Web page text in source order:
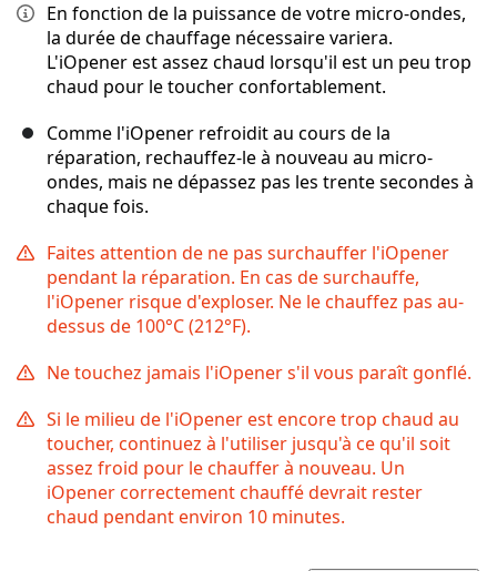
En fonction de la puissance de votre micro-ondes,
la durée de chauffage nécessaire variera.
L'iOpener est assez chaud lorsqu'il est un peu trop
chaud pour le toucher confortablement.
Comme l'iOpener refroidit au cours de la
réparation, rechauffez-le à nouveau au micro-
ondes, mais ne dépassez pas les trente secondes à
chaque fois.
Faites attention de ne pas surchauffer l'iOpener
pendant la réparation. En cas de surchauffe,
l'iOpener risque d'exploser. Ne le chauffez pas au-
dessus de 100°C (212°F).
Ne touchez jamais l'iOpener s'il vous paraît gonflé.
Si le milieu de l'iOpener est encore trop chaud au
toucher, continuez à l'utiliser jusqu'à ce qu'il soit
assez froid pour le chauffer à nouveau. Un
iOpener correctement chauffé devrait rester
chaud pendant environ 10 minutes.